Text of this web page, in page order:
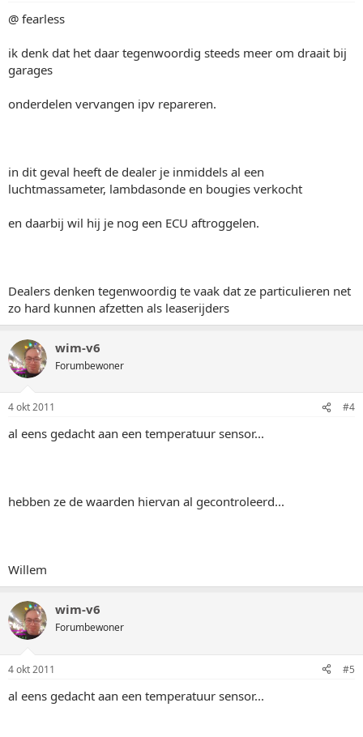
@ fearless
ik denk dat het daar tegenwoordig steeds meer om draait bij
garages
onderdelen vervangen ipv repareren.
in dit geval heeft de dealer je inmiddels al een
luchtmassameter, lambdasonde en bougies verkocht
en daarbij wil hij je nog een ECU aftroggelen.
Dealers denken tegenwoordig te vaak dat ze particulieren net
zo hard kunnen afzetten als leaserijders
wim-v6
Forumbewoner
4 okt 2011 #4
al eens gedacht aan een temperatuur sensor...
hebben ze de waarden hiervan al gecontroleerd...
Willem
wim-v6
Forumbewoner
4 okt 2011 #5
al eens gedacht aan een temperatuur sensor...